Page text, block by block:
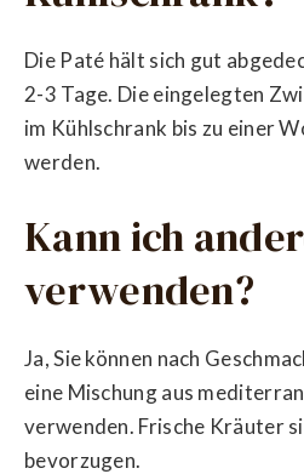
Die Paté hält sich gut
2-3 Tage. Die eingelegten
im Kühlschrank bis zu einer
werden.
Kann ich
verwenden?
Ja, Sie können nach
eine Mischung aus
verwenden. Frische Kräuter
bevorzugen.